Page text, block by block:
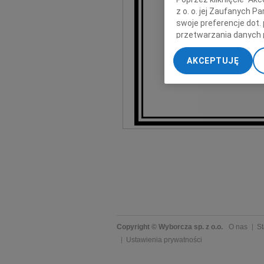
Pogrzeb
Niezłomna
Copyright © Wyborcza sp. z o.o. O nas
Ustawienia prywatności
z o. o. jej Zaufanych
swoje preferencje dot.
przetwarzania danych
„Ustawienia
My, nasi Zaufani
dokładnych danych
Przechowywanie
AKCEPTUJĘ